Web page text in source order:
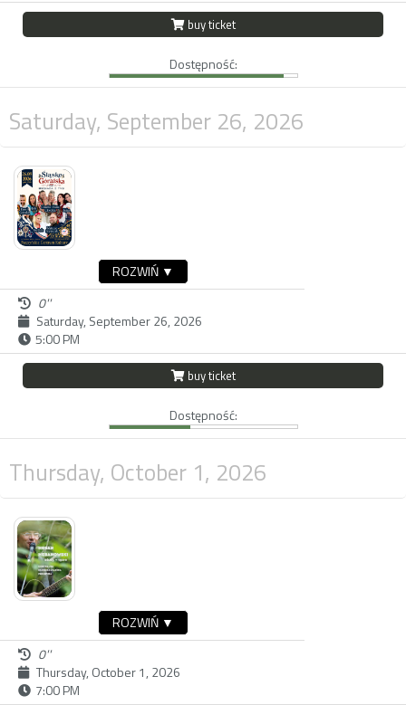
buy ticket
Dostępność:
Saturday, September 26, 2026
ROZWIŃ ▼
0''
Saturday, September 26, 2026
5:00 PM
buy ticket
Dostępność:
Thursday, October 1, 2026
ROZWIŃ ▼
0''
Thursday, October 1, 2026
7:00 PM